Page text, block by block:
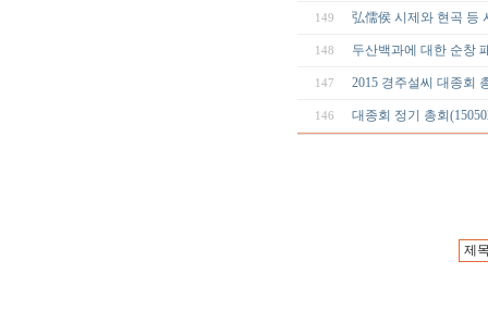
149 弘儒侯 시제와 현곡 등
148 두산백과에 대한 순창
147 2015 경주설씨 대종회
146 대종회 정기 총회